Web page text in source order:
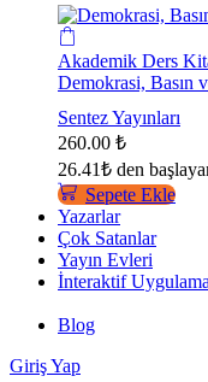
Akademik Ders
Demokrasi, Basın
Sentez Yayınları
260.00 ₺
26.41₺ den
Sepete Ekle
Yazarlar
Çok Satanlar
Yayın Evleri
İnteraktif Uygulama
Blog
Giriş Yap